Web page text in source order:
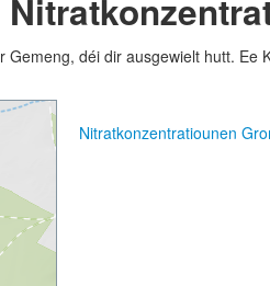
déi dir ausgewielt hutt.
Nitratkonzentratiounen